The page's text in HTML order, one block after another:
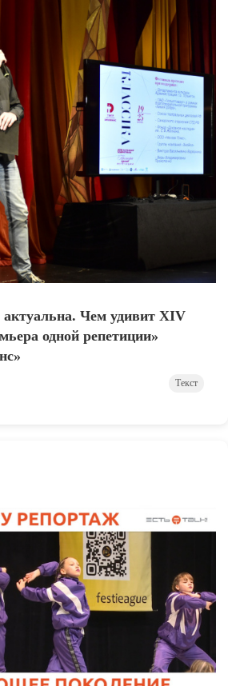
актуальна. Чем удивит XIV
одной репетиции»
Текст